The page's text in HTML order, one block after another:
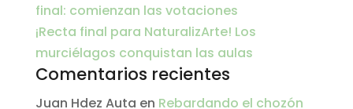
final: comienzan las votaciones
¡Recta final para NaturalizArte! Los
murciélagos conquistan las aulas
Comentarios recientes
Juan Hdez Auta en Rebardando el chozón